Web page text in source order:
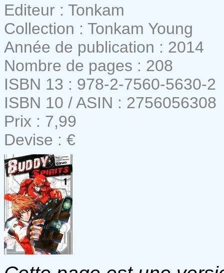
Editeur : Tonkam
Collection : Tonkam Young
Année de publication : 2014
Nombre de pages : 208
ISBN 13 : 978-2-7560-5630-2
ISBN 10 / ASIN : 2756056308
Prix : 7,99
Devise : €